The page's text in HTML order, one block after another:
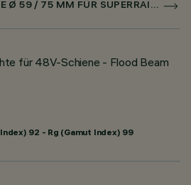
LASER PENDELLEUCHTE Ø 59 / 75 MM FÜR SUPERRAIL DALI POWERLINE
für 48V-Schiene - Flood Beam
92 - Rg (Gamut Index) 99